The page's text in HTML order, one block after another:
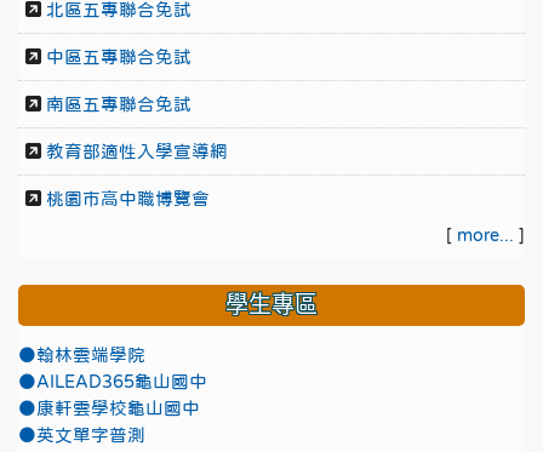
北區五專聯合免試
中區五專聯合免試
南區五專聯合免試
教育部適性入學宣導網
桃園市高中職博覽會
[ more... ]
學生專區
●翰林雲端學院
●AILEAD365龜山國中
●康軒雲學校龜山國中
●英文單字普測